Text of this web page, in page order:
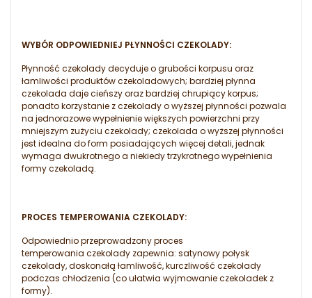
WYBÓR ODPOWIEDNIEJ PŁYNNOŚCI CZEKOLADY:
Płynność czekolady decyduje o grubości korpusu oraz
łamliwości produktów czekoladowych; bardziej płynna
czekolada daje cieńszy oraz bardziej chrupiący korpus;
ponadto korzystanie z czekolady o wyższej płynności pozwala
na jednorazowe wypełnienie większych powierzchni przy
mniejszym zużyciu czekolady; czekolada o wyższej płynności
jest idealna do form posiadających więcej detali, jednak
wymaga dwukrotnego a niekiedy trzykrotnego wypełnienia
formy czekoladą.
PROCES TEMPEROWANIA CZEKOLADY:
Odpowiednio przeprowadzony proces
temperowania czekolady zapewnia: satynowy połysk
czekolady, doskonałą łamliwość, kurczliwość czekolady
podczas chłodzenia (co ułatwia wyjmowanie czekoladek z
formy).